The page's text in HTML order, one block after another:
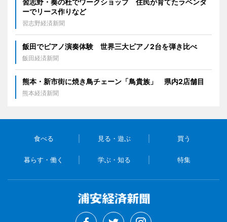
習志野・奏の杜でワークショップ 住民が育てたラベンダ
ーでリース作りなど
習志野経済新聞
飯田でピアノ演奏体験 世界三大ピアノ2台を弾き比べ
飯田経済新聞
熊本・新市街に焼き鳥チェーン「鳥貴族」 県内2店舗目
熊本経済新聞
食べる 見る・遊ぶ 買う
暮らす・働く 学ぶ・知る 特集